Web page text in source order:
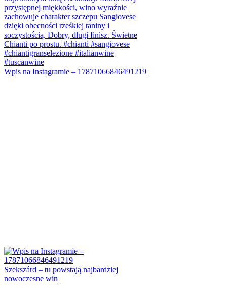
Wpis na Instagramie – 17871066846491219
Szekszárd – tu powstają najbardziej
nowoczesne win